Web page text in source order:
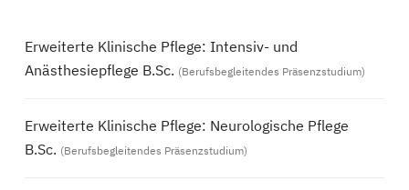
Erweiterte Klinische Pflege: Intensiv- und
Anästhesiepflege B.Sc. (Berufsbegleitendes Präsenzstudium)
Erweiterte Klinische Pflege: Neurologische Pflege
B.Sc. (Berufsbegleitendes Präsenzstudium)